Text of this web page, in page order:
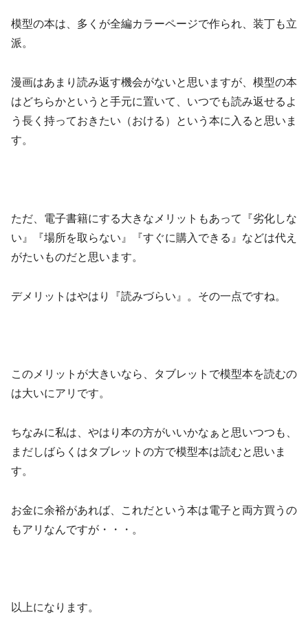
模型の本は、多くが全編カラーページで作られ、装丁も立
派。
漫画はあまり読み返す機会がないと思いますが、模型の本
はどちらかというと手元に置いて、いつでも読み返せるよ
う長く持っておきたい（おける）という本に入ると思いま
す。
ただ、電子書籍にする大きなメリットもあって『劣化しな
い』『場所を取らない』『すぐに購入できる』などは代え
がたいものだと思います。
デメリットはやはり『読みづらい』。その一点ですね。
このメリットが大きいなら、タブレットで模型本を読むの
は大いにアリです。
ちなみに私は、やはり本の方がいいかなぁと思いつつも、
まだしばらくはタブレットの方で模型本は読むと思いま
す。
お金に余裕があれば、これだという本は電子と両方買うの
もアリなんですが・・・。
以上になります。